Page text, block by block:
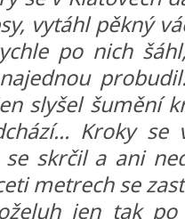
vytáhl pěkný
po nich
slyšel šumění
Kroky se
se skrčil a ani
metrech se
jen tak